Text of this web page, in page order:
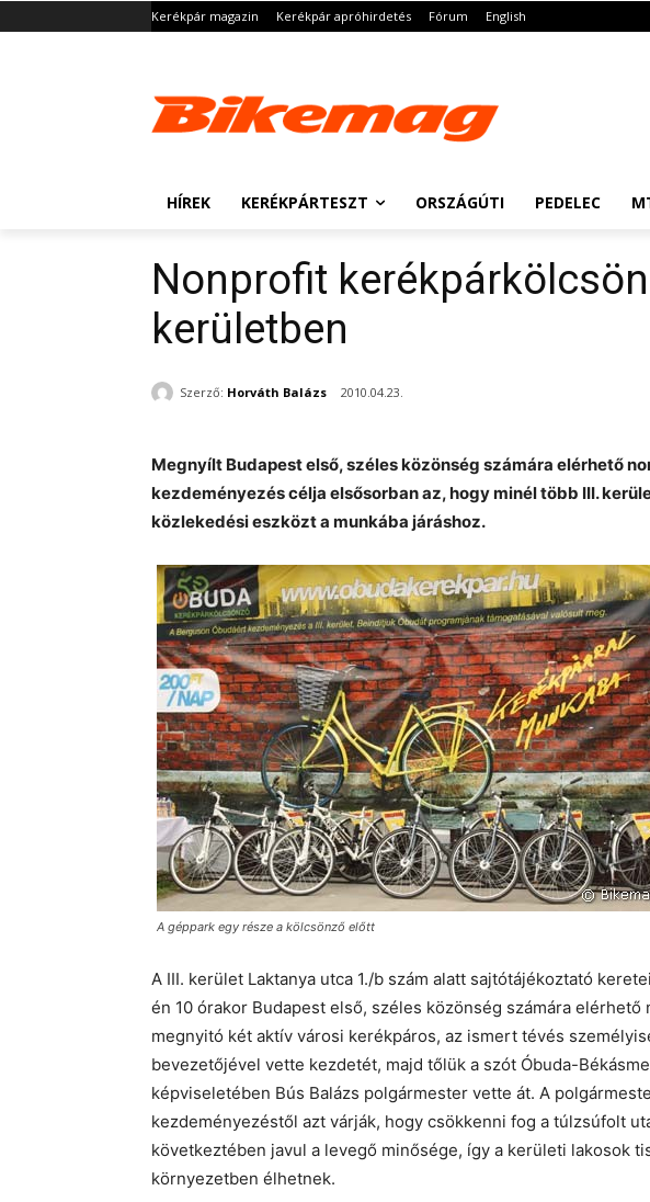
Kerékpár magazin Kerékpár apróhirdetés Fórum English
HÍREK KERÉKPÁRTESZT ORSZÁGÚTI PEDELEC
Nonprofit
kerületben
Szerző: Horváth Balázs 2010.04.23.
Megnyílt Budapest első, széles közönség számára elérhető
kezdeményezés célja elsősorban az, hogy minél több III.
közlekedési eszközt a munkába járáshoz.
A géppark egy része a kölcsönző előtt
A III. kerület Laktanya utca 1./b szám alatt sajtótájékoztató
én 10 órakor Budapest első, széles közönség számára
megnyitó két aktív városi kerékpáros, az ismert tévés
bevezetőjével vette kezdetét, majd tőlük a szót Óbuda-
képviseletében Bús Balázs polgármester vette át. A
kezdeményezéstől azt várják, hogy csökkenni fog a túlzsúfolt
következtében javul a levegő minősége, így a kerületi lakosok
környezetben élhetnek.